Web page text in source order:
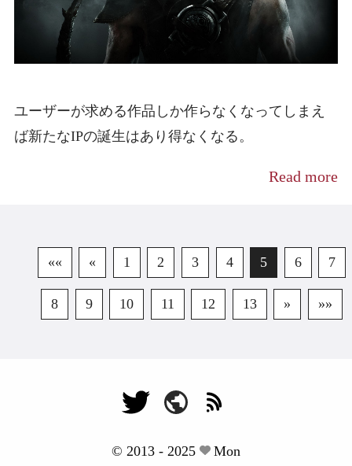
ユーザーが求める作品しか作らなくなってしまえ
ば新たなIPの誕生はあり得なくなる。
Read more
«« « 1 2 3 4 5 6 7
8 9 10 11 12 13 » »»
© 2013 - 2025 Mon